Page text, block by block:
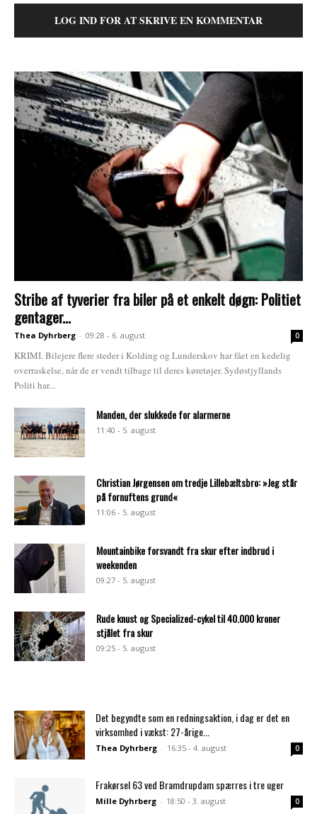
LOG IND FOR AT SKRIVE EN KOMMENTAR
Stribe af tyverier fra biler på et enkelt døgn: Politiet
gentager...
Thea Dyhrberg - 09:28 - 6. august 0
KRIMI. Bilejere flere steder i Kolding og Lunderskov har fået en kedelig
overraskelse, når de er vendt tilbage til deres køretøjer. Sydøstjyllands
Politi har...
Manden, der slukkede for alarmerne
11:40 - 5. august
Christian Jørgensen om tredje Lillebæltsbro: »Jeg står
på fornuftens grund«
11:06 - 5. august
Mountainbike forsvandt fra skur efter indbrud i
weekenden
09:27 - 5. august
Rude knust og Specialized-cykel til 40.000 kroner
stjålet fra skur
09:25 - 5. august
Det begyndte som en redningsaktion, i dag er det en
virksomhed i vækst: 27-årige...
Thea Dyhrberg - 16:35 - 4. august 0
Frakørsel 63 ved Bramdrupdam spærres i tre uger
Mille Dyhrberg - 18:50 - 3. august 0